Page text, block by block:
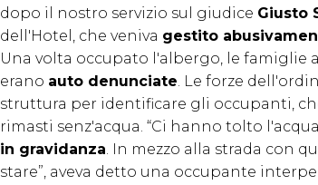
dopo il nostro servizio sul giudice Giusto
dell'Hotel, che veniva gestito
Una volta occupato l'albergo, le famiglie
erano auto denunciate. Le forze
struttura per identificare gli occupanti,
rimasti senz'acqua. “Ci hanno tolto
in gravidanza. In mezzo alla strada con
stare”, aveva detto una occupante